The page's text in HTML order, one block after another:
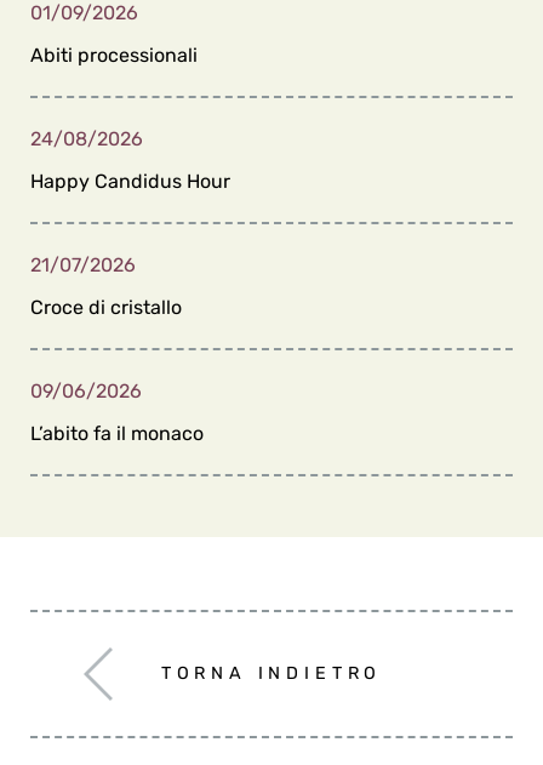
01/09/2026
Abiti processionali
24/08/2026
Happy Candidus Hour
21/07/2026
Croce di cristallo
09/06/2026
L’abito fa il monaco
TORNA INDIETRO